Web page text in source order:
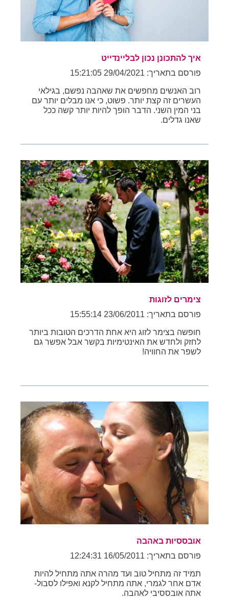
איך להתכונן נכון לבליינדייט
פורסם בתאריך: 29/04/2021 15:21:05
רוב האנשים מחפשים את שאהבה נפשם, בגילאי
העשרים זה קצת יותר. פשוט, כי אנו מבלים יותר עם
בני המין השני. הדבר הופך להיות יותר קשה ככל
שאנו גדלים.
צימרים לזוגות
פורסם בתאריך: 23/06/2011 15:55:14
חופשה בצימר לזוג היא אחת הדרכים הטובות ביותר
לחזק ולחדש את האינטימיות בקשר אבל אפשר גם
לשפר את החוויה!
אובססיות באהבה
פורסם בתאריך: 16/05/2011 12:24:31
תמיד זה מתחיל טוב ועד מהרה אתה מתחיל להיות
אדם אחר לגמרי, אתה מתחיל לקנא ואפילו לסבול-
אתה אובססיבי לאהבה.